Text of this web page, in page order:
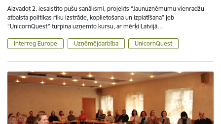
Aizvadot 2. iesaistīto pušu sanāksmi, projekts “Jaunuzņēmumu vienradžu
atbalsta politikas rīku izstrāde, koplietošana un izplatīšana” jeb
“UnicornQuest” turpina uzņemto kursu, ar mērķi Latvijā…
Interreg Europe Uzņēmējdarbība UnicornQuest